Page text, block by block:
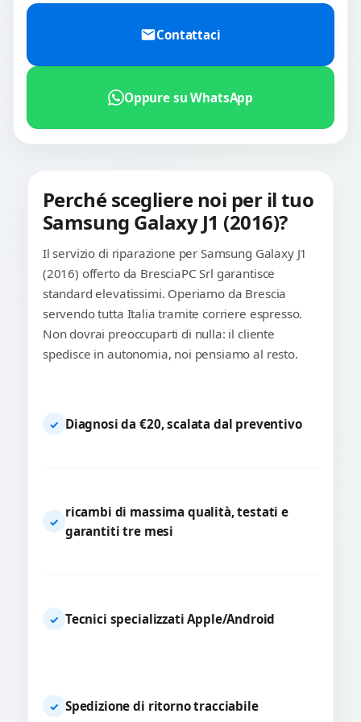
Contattaci
Oppure su WhatsApp
Perché scegliere noi per il tuo
Samsung Galaxy J1 (2016)?
Il servizio di riparazione per Samsung Galaxy J1
(2016) offerto da BresciaPC Srl garantisce
standard elevatissimi. Operiamo da Brescia
servendo tutta Italia tramite corriere espresso.
Non dovrai preoccuparti di nulla: il cliente
spedisce in autonomia, noi pensiamo al resto.
✓ Diagnosi da €20, scalata dal preventivo
✓
ricambi di massima qualità, testati e
garantiti tre mesi
✓ Tecnici specializzati Apple/Android
✓ Spedizione di ritorno tracciabile